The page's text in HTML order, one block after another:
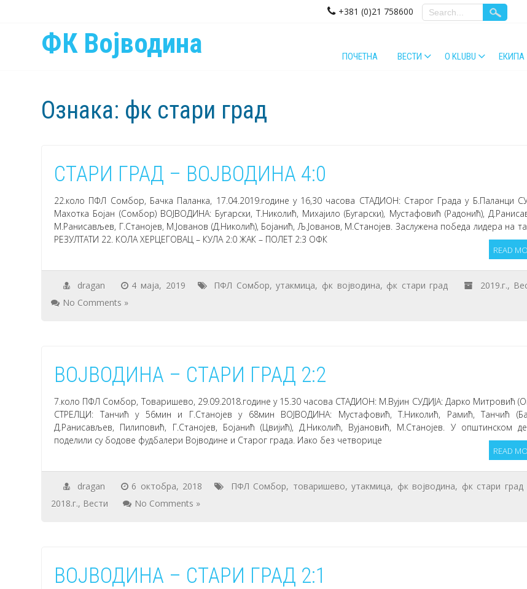
+381 (0)21 758600
ФК Војводина ПОЧЕТНА ВЕСТИ O KLUBU ЕКИПА
Ознака: фк стари град
СТАРИ ГРАД – ВОЈВОДИНА 4:0
22.коло ПФЛ Сомбор, Бачка Паланка, 17.04.2019.године у 16,30 часова СТАДИОН: Старог Града у Б.Паланци
Махотка Бојан (Сомбор) ВОЈВОДИНА: Бугарски, Т.Николић, Михајило (Бугарски), Мустафовић (Радонић),
М.Ранисављев, Г.Станојев, М.Јованов (Д.Николић), Бојанић, Љ.Јованов, М.Станојев. Заслужена победа лидера на
РЕЗУЛТАТИ 22. КОЛА ХЕРЦЕГОВАЦ – КУЛА 2:0 ЖАК – ПОЛЕТ 2:3 ОФК
READ
dragan 4 маја, 2019 ПФЛ Сомбор,утакмица, фк војводина, фк стари град 2019.г.,
No Comments »
ВОЈВОДИНА – СТАРИ ГРАД 2:2
7.коло ПФЛ Сомбор, Товаришево, 29.09.2018.године у 15.30 часова СТАДИОН: М.Вујин СУДИЈА: Дарко Митровић
СТРЕЛЦИ: Танчић у 56мин и Г.Станојев у 68мин ВОЈВОДИНА: Мустафовић, Т.Николић, Рамић, Танчић
Д.Ранисављев, Пилиповић, Г.Станојев, Бојанић (Цвијић), Д.Николић, Вујановић, М.Станојев. У општинском
поделили су бодове фудбалери Војводине и Старог града. Иако без четворице
READ
dragan 6 октобра, 2018 ПФЛ Сомбор, товаришево,утакмица, фк војводина, фк стари град
2018.г., Вести No Comments »
ВОЈВОДИНА – СТАРИ ГРАД 2:1